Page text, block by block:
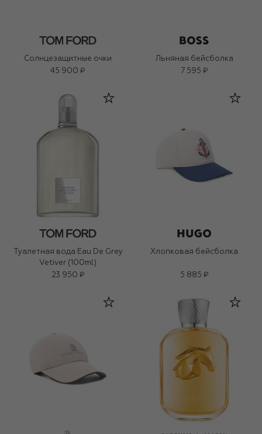
Солнцезащитные очки
45 900 ₽
Льняная бейсболка
7 595 ₽
Туалетная вода Eau De Grey
Vetiver (100ml)
23 950 ₽
Хлопковая бейсболка
5 885 ₽